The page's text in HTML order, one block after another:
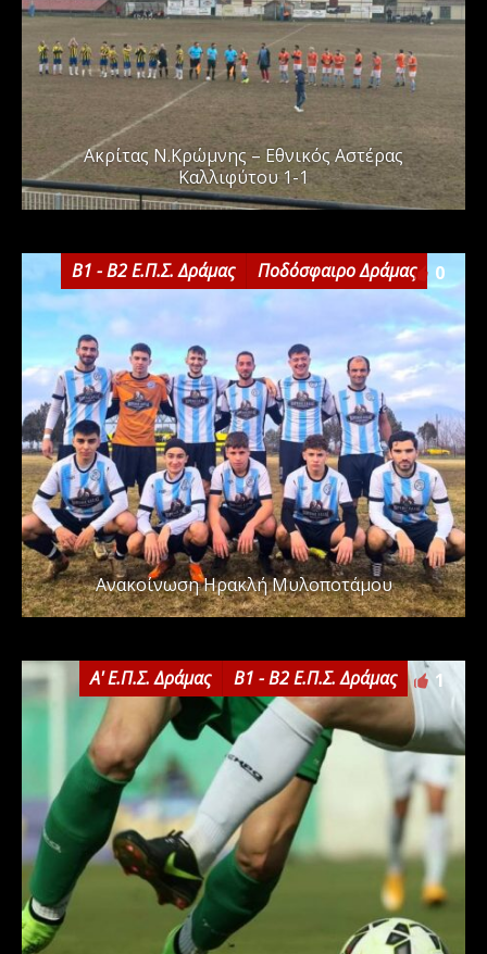
Ακρίτας Ν.Κρώμνης – Εθνικός Αστέρας
Καλλιφύτου 1-1
Β1 - Β2 Ε.Π.Σ. Δράμας Ποδόσφαιρο Δράμας 0
Ανακοίνωση Ηρακλή Μυλοποτάμου
Α' Ε.Π.Σ. Δράμας Β1 - Β2 Ε.Π.Σ. Δράμας 1